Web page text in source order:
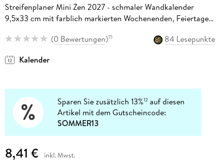
Streifenplaner Mini Zen 2027 - schmaler Wandkalender
9,5x33 cm mit farblich markierten Wochenenden, Feiertagen
(0 Bewertungen)15
84 Lesepunkte
Kalender
Sparen Sie zusätzlich 13%12 auf diesen
Artikel mit dem Gutscheincode:
SOMMER13
8,41 € inkl. Mwst.